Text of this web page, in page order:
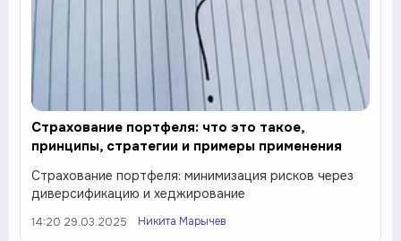
Страхование портфеля: что это такое,
принципы, стратегии и примеры применения
Страхование портфеля: минимизация рисков через
диверсификацию и хеджирование
14:20 29.03.2025 Никита Марычев